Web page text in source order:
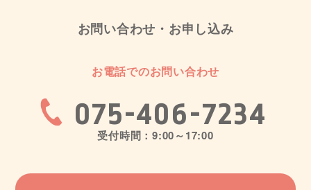
お問い合わせ・お申し込み
お電話でのお問い合わせ
075-406-7234
受付時間：9:00～17:00